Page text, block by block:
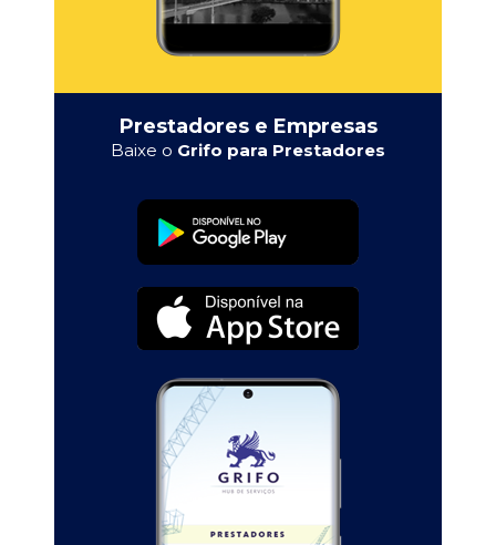
Prestadores e Empresas
Baixe o Grifo para Prestadores